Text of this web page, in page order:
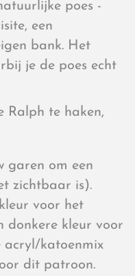
poes -
een
bank. Het
je de poes echt
Ralph te haken,
garen om een
zichtbaar is).
voor het
donkere kleur voor
acryl/katoenmix
dit patroon.